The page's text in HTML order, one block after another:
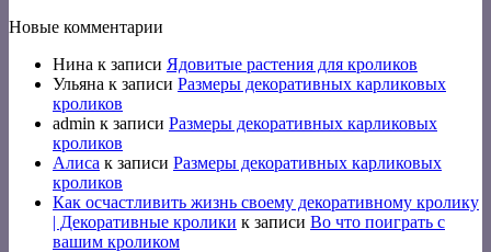
Новые комментарии
Нина к записи Ядовитые растения для кроликов
Ульяна к записи Размеры декоративных карликовых
кроликов
admin к записи Размеры декоративных карликовых
кроликов
Алиса к записи Размеры декоративных карликовых
кроликов
Как осчастливить жизнь своему декоративному кролику
| Декоративные кролики к записи Во что поиграть с
вашим кроликом